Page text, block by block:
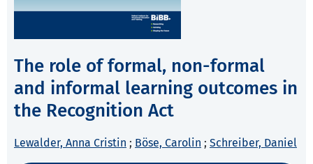
The role of formal, non-formal
and informal learning outcomes in
the Recognition Act
Lewalder, Anna Cristin ; Böse, Carolin ; Schreiber, Daniel